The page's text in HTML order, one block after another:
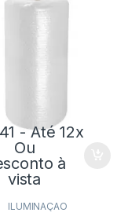
- Até 12x
Ou
à
vista
ILUMINAÇÃO